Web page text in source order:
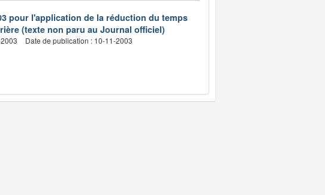
pour l'application de la réduction du temps
(texte non paru au Journal officiel)
Date de publication : 10-11-2003